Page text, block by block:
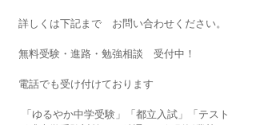
詳しくは下記まで　お問い合わせください。
無料受験・進路・勉強相談　受付中！
電話でも受け付けております